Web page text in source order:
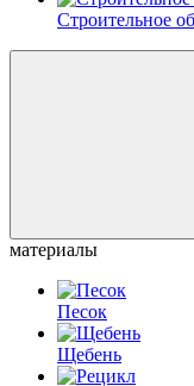
Строительное
материалы
Песок
Щебень